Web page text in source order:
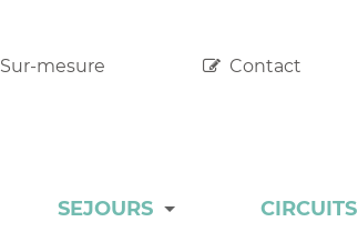
Sur-mesure Contact
SEJOURS CIRCUITS